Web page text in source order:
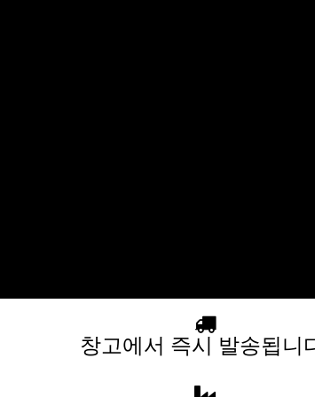
창고에서 즉시 발송됩니